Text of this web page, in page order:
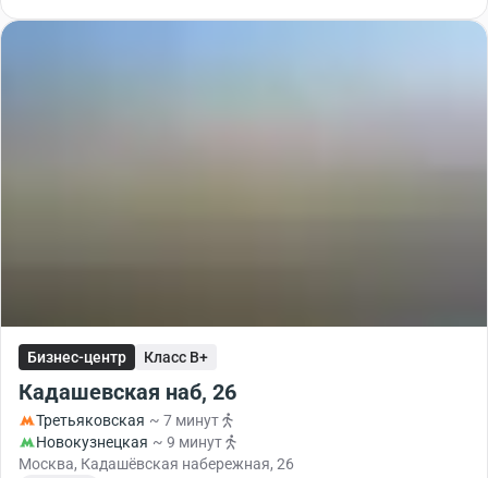
Бизнес-центр Класс B+
Кадашевская наб, 26
Третьяковская ~ 7 минут
Новокузнецкая ~ 9 минут
Москва, Кадашёвская набережная, 26